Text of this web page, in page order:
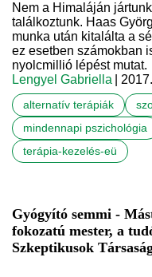
Nem a Himaláján
találkoztunk. Haas
munka után kitalálta a
ez esetben számokban
nyolcmillió lépést mutat.
Lengyel Gabriella
|
alternatív terápiák
mindennapi pszichológia
terápia-kezelés-eü
Gyógyító semmi -
fokozatú mester, a
Szkeptikusok